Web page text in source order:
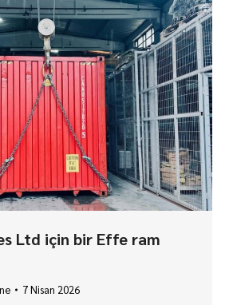
Ltd için bir Effe ram
7 Nisan 2026